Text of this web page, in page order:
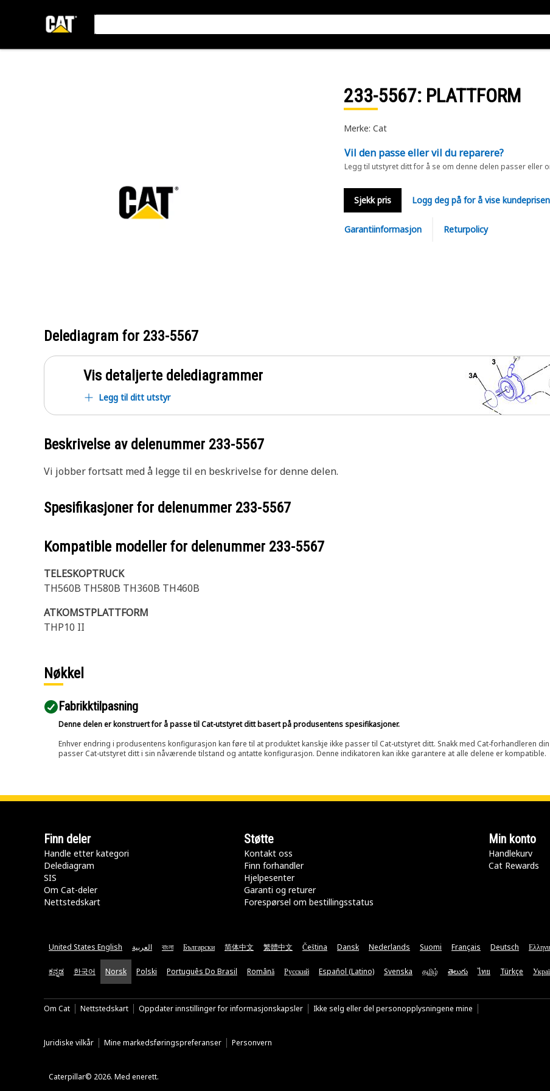
233-5567: PLATTFORM
Merke: Cat
Vil den passe eller vil du reparere?
Legg til utstyret ditt for å se om denne delen passer eller
Sjekk pris Logg deg på for å vise kundeprisen
Garantiinformasjon Returpolicy
Delediagram for 233-5567
Vis detaljerte delediagrammer
Legg til ditt utstyr
Beskrivelse av delenummer 233-5567
Vi jobber fortsatt med å legge til en beskrivelse for denne delen.
Spesifikasjoner for delenummer 233-5567
Kompatible modeller for delenummer 233-5567
TELESKOPTRUCK
TH560B TH580B TH360B TH460B
ATKOMSTPLATTFORM
THP10 II
Nøkkel
Fabrikktilpasning
Denne delen er konstruert for å passe til Cat-utstyret ditt basert på produsentens spesifikasjoner.
Enhver endring i produsentens konfigurasjon kan føre til at produktet kanskje ikke passer til Cat-utstyret ditt. Snakk med Cat-forhandleren
passer Cat-utstyret ditt i sin nåværende tilstand og antatte konfigurasjon. Denne indikatoren kan ikke garantere at alle delene er kompatible.
Finn deler
Handle etter kategori
Delediagram
SIS
Om Cat-deler
Nettstedskart
Støtte
Kontakt oss
Finn forhandler
Hjelpesenter
Garanti og returer
Forespørsel om bestillingsstatus
Min konto
Handlekurv
Cat Rewards
United States English العربية বাংলা Български 简体中文 繁體中文 Čeština Dansk Nederlands Suomi Français Deutsch
ಕನ್ನಡ 한국어 Norsk Polski Português Do Brasil Română Русский Español (Latino) Svenska தமிழ் తెలుగు ไทย Türkçe
Om Cat Nettstedskart Oppdater innstillinger for informasjonskapsler Ikke selg eller del personopplysningene mine
Juridiske vilkår Mine markedsføringspreferanser Personvern
Caterpillar© 2026. Med enerett.